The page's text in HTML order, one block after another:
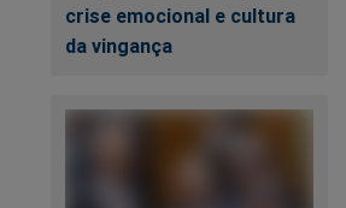
crise emocional e cultura
da vingança